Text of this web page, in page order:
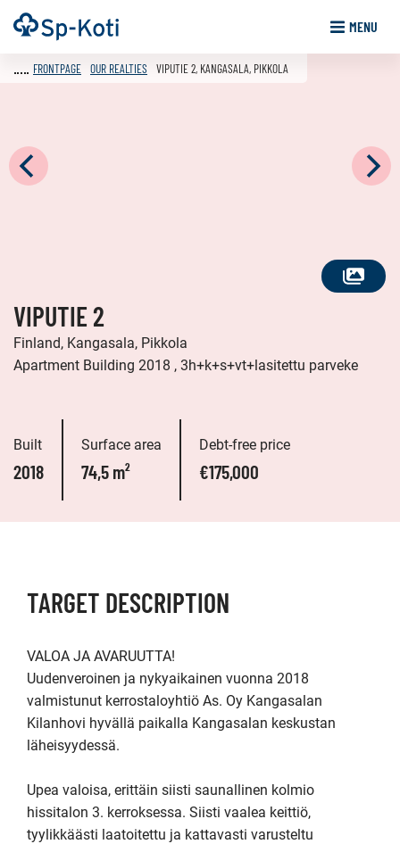
Go
to
Frontpage MENU
SEE
FRONTPAGE OUR REALTIES VIPUTIE 2, KANGASALA, PIKKOLA
VIPUTIE 2
Finland, Kangasala, Pikkola
Apartment Building 2018 , 3h+k+s+vt+lasitettu parveke
Built
2018
Surface area
74,5 m²
Debt-free price
€175,000
TARGET DESCRIPTION
VALOA JA AVARUUTTA!
Uudenveroinen ja nykyaikainen vuonna 2018
valmistunut kerrostaloyhtiö As. Oy Kangasalan
Kilanhovi hyvällä paikalla Kangasalan keskustan
läheisyydessä.
Upea valoisa, erittäin siisti saunallinen kolmio
hissitalon 3. kerroksessa. Siisti vaalea keittiö,
tyylikkäästi laatoitettu ja kattavasti varusteltu